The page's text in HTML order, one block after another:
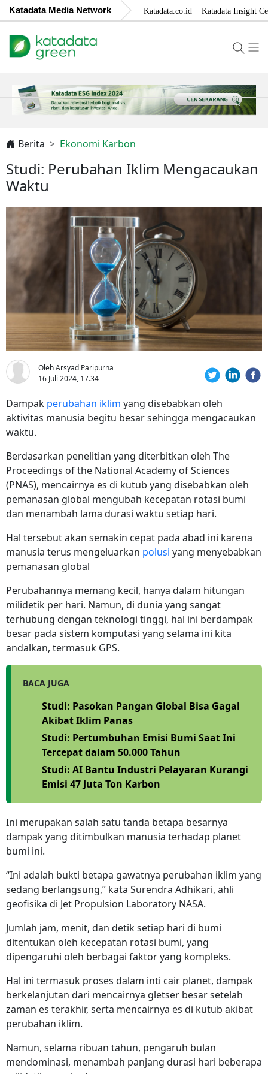
Katadata Media Network Katadata.co.id Katadata Insight
Berita Ekonomi Karbon
Studi: Perubahan Iklim Mengacaukan
Waktu
Oleh Arsyad Paripurna
16 Juli 2024, 17.34
Dampak perubahan iklim yang disebabkan oleh
aktivitas manusia begitu besar sehingga mengacaukan
waktu.
Berdasarkan penelitian yang diterbitkan oleh The
Proceedings of the National Academy of Sciences
(PNAS), mencairnya es di kutub yang disebabkan oleh
pemanasan global mengubah kecepatan rotasi bumi
dan menambah lama durasi waktu setiap hari.
Hal tersebut akan semakin cepat pada abad ini karena
manusia terus mengeluarkan polusi yang menyebabkan
pemanasan global
Perubahannya memang kecil, hanya dalam hitungan
milidetik per hari. Namun, di dunia yang sangat
terhubung dengan teknologi tinggi, hal ini berdampak
besar pada sistem komputasi yang selama ini kita
andalkan, termasuk GPS.
BACA JUGA
Studi: Pasokan Pangan Global Bisa Gagal
Akibat Iklim Panas
Studi: Pertumbuhan Emisi Bumi Saat Ini
Tercepat dalam 50.000 Tahun
Studi: AI Bantu Industri Pelayaran Kurangi
Emisi 47 Juta Ton Karbon
Ini merupakan salah satu tanda betapa besarnya
dampak yang ditimbulkan manusia terhadap planet
bumi ini.
“Ini adalah bukti betapa gawatnya perubahan iklim yang
sedang berlangsung,” kata Surendra Adhikari, ahli
geofisika di Jet Propulsion Laboratory NASA.
Jumlah jam, menit, dan detik setiap hari di bumi
ditentukan oleh kecepatan rotasi bumi, yang
dipengaruhi oleh berbagai faktor yang kompleks.
Hal ini termasuk proses dalam inti cair planet, dampak
berkelanjutan dari mencairnya gletser besar setelah
zaman es terakhir, serta mencairnya es di kutub akibat
perubahan iklim.
Namun, selama ribuan tahun, pengaruh bulan
mendominasi, menambah panjang durasi hari beberapa